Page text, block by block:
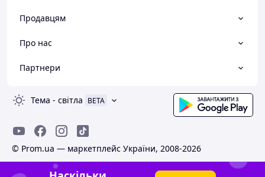
Продавцям
Про нас
Партнери
Тема - світла BETA
© Prom.ua — маркетплейс України, 2008-2026